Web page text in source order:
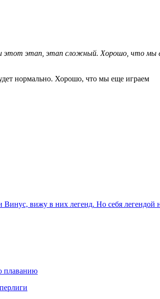
этот этап, этап сложный. Хорошо, что
вижу в них легенд. Но себя легендой
плаванию